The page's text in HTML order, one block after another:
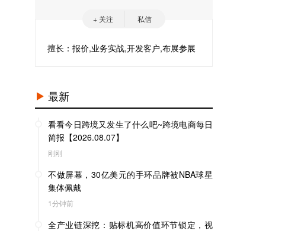
+ 关注 私信
擅长：报价,业务实战,开发客户,布展参展
最新
看看今日跨境又发生了什么吧~跨境电商每日
简报【2026.08.07】
刚刚
不做屏幕，30亿美元的手环品牌被NBA球星
集体佩戴
1分钟前
全产业链深挖：贴标机高价值环节锁定，视